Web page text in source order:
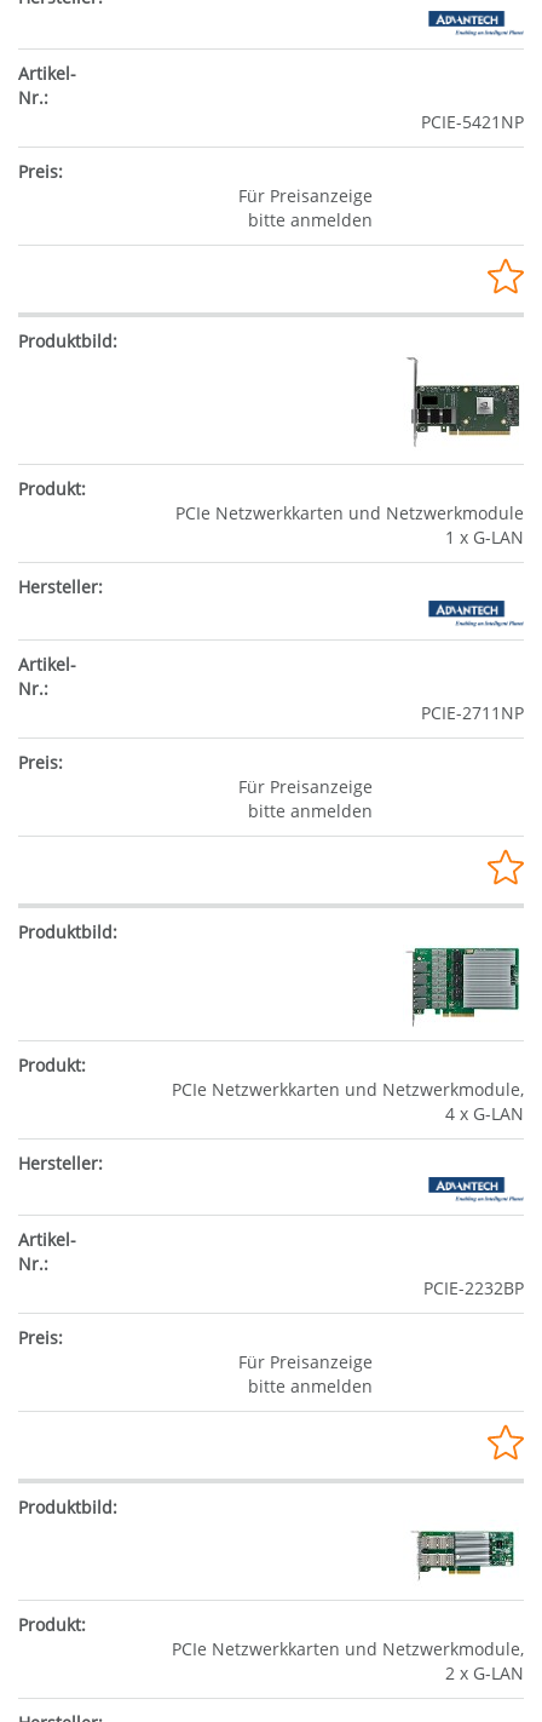
PCIE-5421NP
Für Preisanzeige
bitte anmelden
PCIe Netzwerkkarten und Netzwerkmodule
1 x G-LAN
PCIE-2711NP
Für Preisanzeige
bitte anmelden
PCIe Netzwerkkarten und Netzwerkmodule,
4 x G-LAN
PCIE-2232BP
Für Preisanzeige
bitte anmelden
PCIe Netzwerkkarten und Netzwerkmodule,
2 x G-LAN